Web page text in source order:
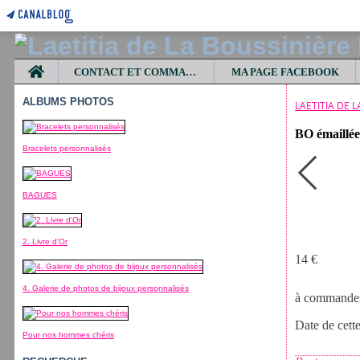
Home
CONTACT ET COMMANDES MA PAGE FACEBOOK
ALBUMS PHOTOS
Bracelets personnalisés
BAGUES
2. Livre d'Or
4. Galerie de photos de bijoux personnalisés
Pour nos hommes chéris
LAETITIA DE
BO
14 €
à
Date de